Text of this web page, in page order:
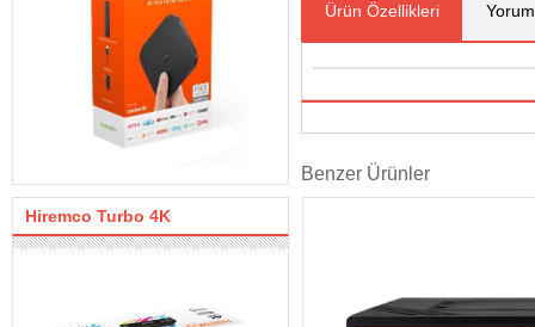
Hiremco Turbo 4K
Ürün Özellikleri
Benzer Ürünler